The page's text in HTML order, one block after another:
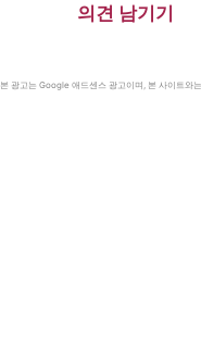
의견 남기기
본 광고는 Google 애드센스 광고이며, 본 사이트와